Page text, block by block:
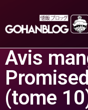
Avis
(tome